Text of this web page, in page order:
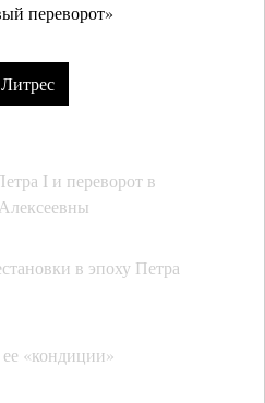
переворот»
I и переворот в
в эпоху Петра
«кондиции»